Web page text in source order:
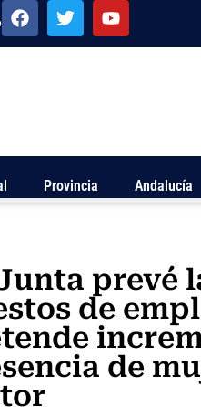
Provincia Andalucía
prevé
de
de